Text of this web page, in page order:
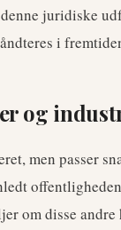
juridiske
i
og
men passer
om disse